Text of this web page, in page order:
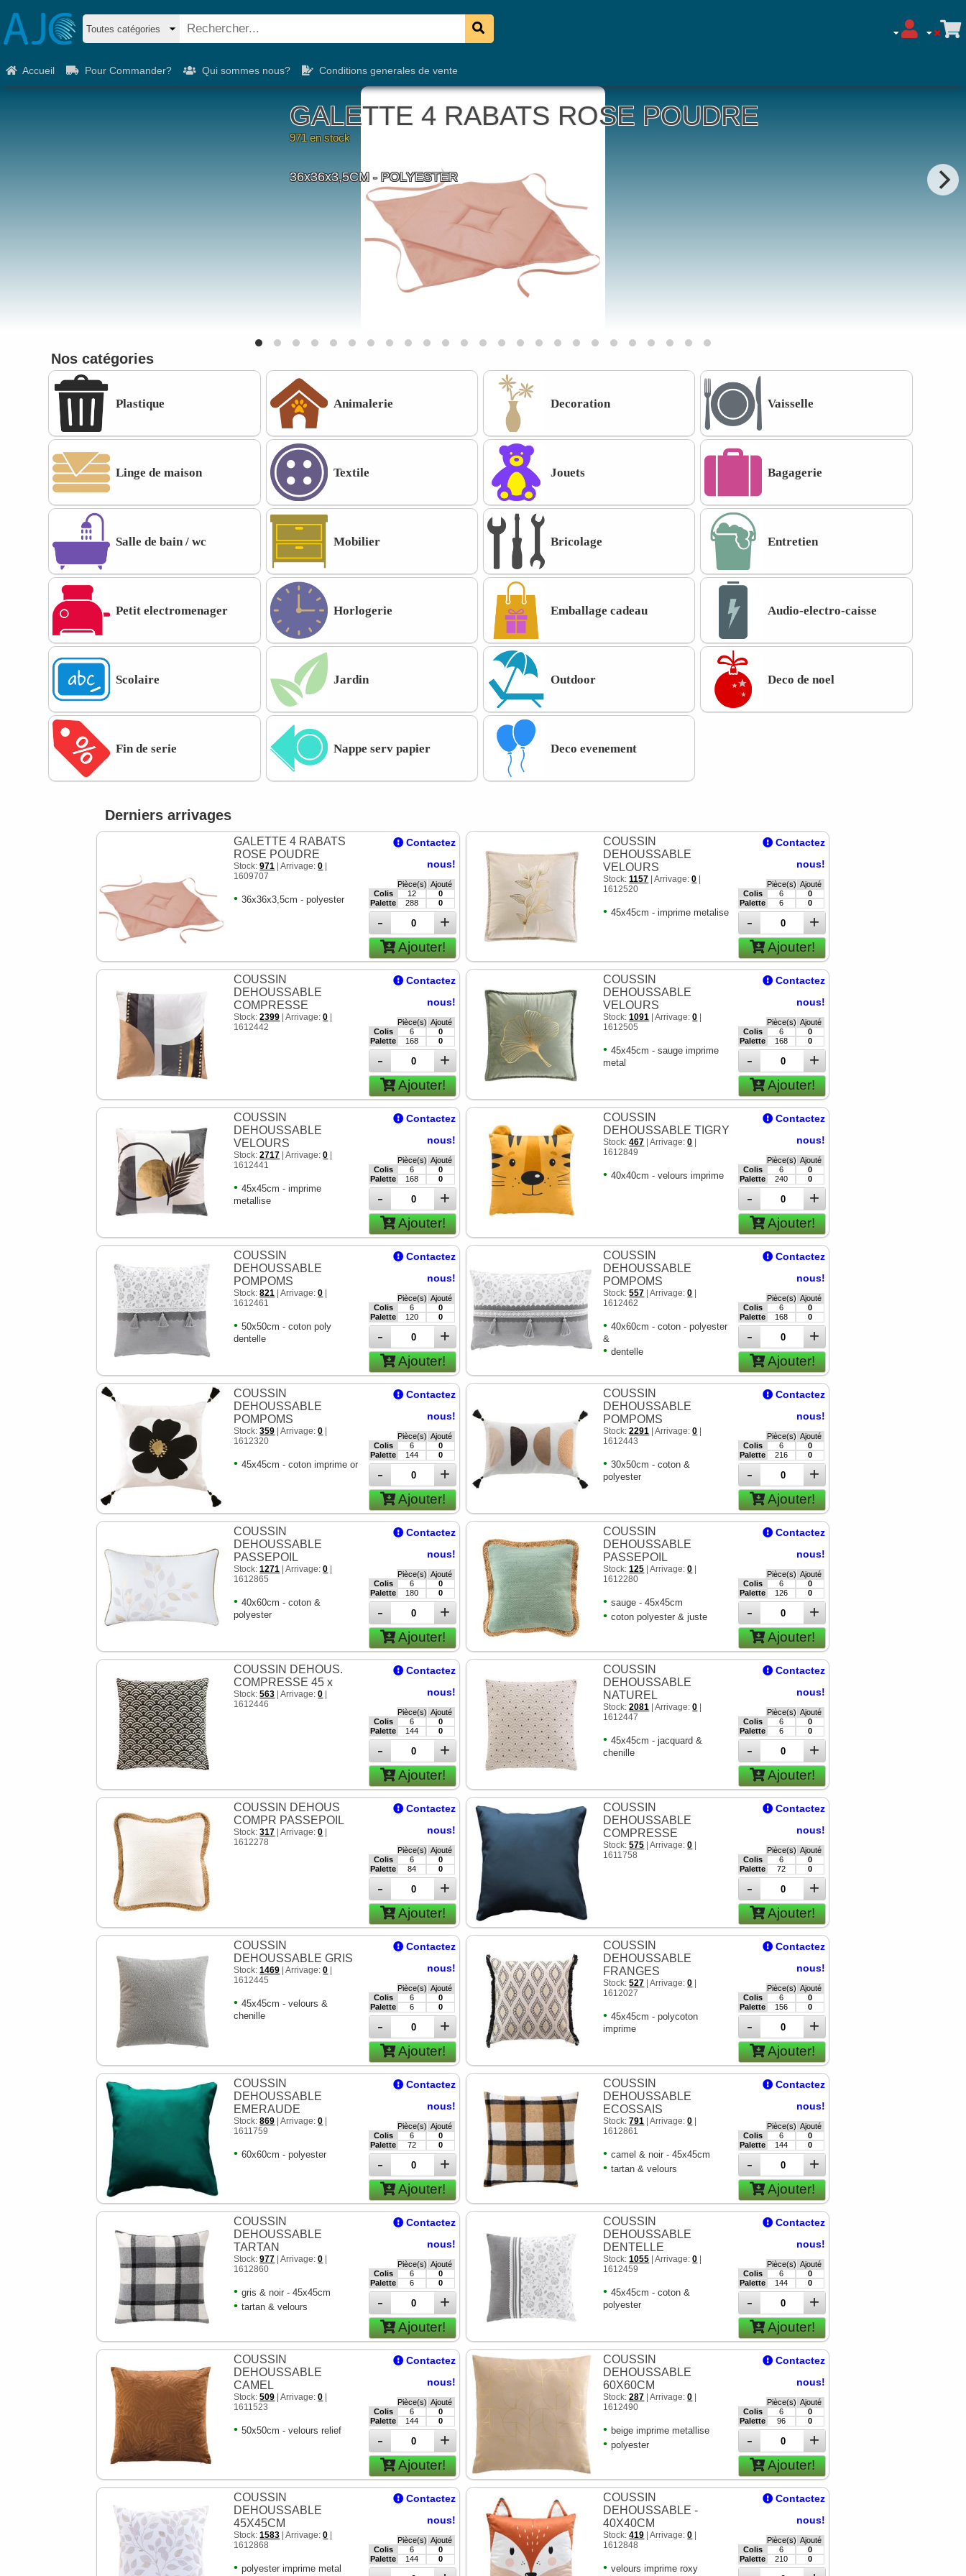
Accueil Pour Commander? Qui sommes nous? Conditions generales de vente
COUSSIN DEHOUSSABLE VELOURS
1157 en stock
45x45CM - IMPRIME METALISE
Nos catégories
Plastique Animalerie Decoration Vaisselle
Linge de maison Textile Jouets Bagagerie
Salle de bain / wc Mobilier Bricolage Entretien
Petit electromenager Horlogerie Emballage cadeau Audio-electro-caisse
Scolaire Jardin Outdoor Deco de noel
Fin de serie Nappe serv papier Deco evenement
Derniers arrivages
GALETTE 4 RABATS
ROSE POUDRE
Stock:971 | Arrivage:0
1609707
•36x36x3,5cm - polyester
Contactez
nous!
Pièce(s) Ajouté
Colis
12
0
Palette
288 0
- +
Ajouter!
COUSSIN
DEHOUSSABLE
VELOURS
Stock:1157 | Arrivage:0
1612520
•45x45cm - imprime metalise
Contactez
nous!
Pièce(s) Ajouté
Colis
6
0
Palette
6 0
- +
Ajouter!
COUSSIN
DEHOUSSABLE
COMPRESSE
Stock:2399 | Arrivage:0
1612442
Contactez
nous!
Pièce(s) Ajouté
Colis
6
0
Palette
168 0
- +
Ajouter!
COUSSIN
DEHOUSSABLE
VELOURS
Stock:1091 | Arrivage:0
1612505
•45x45cm - sauge imprime
metal
Contactez
nous!
Pièce(s) Ajouté
Colis
6
0
Palette
168 0
- +
Ajouter!
COUSSIN
DEHOUSSABLE
VELOURS
Stock:2717 | Arrivage:0
1612441
•45x45cm - imprime
metallise
Contactez
nous!
Pièce(s) Ajouté
Colis
6
0
Palette
168 0
- +
Ajouter!
COUSSIN
DEHOUSSABLE TIGRY
Stock:467 | Arrivage:0
1612849
•40x40cm - velours imprime
Contactez
nous!
Pièce(s) Ajouté
Colis
6
0
Palette
240 0
- +
Ajouter!
COUSSIN
DEHOUSSABLE
POMPOMS
Stock:821 | Arrivage:0
1612461
•50x50cm - coton poly
dentelle
Contactez
nous!
Pièce(s) Ajouté
Colis
6
0
Palette
120 0
- +
Ajouter!
COUSSIN
DEHOUSSABLE
POMPOMS
Stock:557 | Arrivage:0
1612462
•40x60cm - coton - polyester
&
•dentelle
Contactez
nous!
Pièce(s) Ajouté
Colis
6
0
Palette
168 0
- +
Ajouter!
COUSSIN
DEHOUSSABLE
POMPOMS
Stock:359 | Arrivage:0
1612320
•45x45cm - coton imprime or
Contactez
nous!
Pièce(s) Ajouté
Colis
6
0
Palette
144 0
- +
Ajouter!
COUSSIN
DEHOUSSABLE
POMPOMS
Stock:2291 | Arrivage:0
1612443
•30x50cm - coton &
polyester
Contactez
nous!
Pièce(s) Ajouté
Colis
6
0
Palette
216 0
- +
Ajouter!
COUSSIN
DEHOUSSABLE
PASSEPOIL
Stock:1271 | Arrivage:0
1612865
•40x60cm - coton &
polyester
Contactez
nous!
Pièce(s) Ajouté
Colis
6
0
Palette
180 0
- +
Ajouter!
COUSSIN
DEHOUSSABLE
PASSEPOIL
Stock:125 | Arrivage:0
1612280
•sauge - 45x45cm
•coton polyester & juste
Contactez
nous!
Pièce(s) Ajouté
Colis
6
0
Palette
126 0
- +
Ajouter!
COUSSIN DEHOUS.
COMPRESSE 45 x
Stock:563 | Arrivage:0
1612446
Contactez
nous!
Pièce(s) Ajouté
Colis
6
0
Palette
144 0
- +
Ajouter!
COUSSIN
DEHOUSSABLE
NATUREL
Stock:2081 | Arrivage:0
1612447
•45x45cm - jacquard &
chenille
Contactez
nous!
Pièce(s) Ajouté
Colis
6
0
Palette
6 0
- +
Ajouter!
COUSSIN DEHOUS
COMPR PASSEPOIL
Stock:317 | Arrivage:0
1612278
Contactez
nous!
Pièce(s) Ajouté
Colis
6
0
Palette
84 0
- +
Ajouter!
COUSSIN
DEHOUSSABLE
COMPRESSE
Stock:575 | Arrivage:0
1611758
Contactez
nous!
Pièce(s) Ajouté
Colis
6
0
Palette
72 0
- +
Ajouter!
COUSSIN
DEHOUSSABLE GRIS
Stock:1469 | Arrivage:0
1612445
•45x45cm - velours &
chenille
Contactez
nous!
Pièce(s) Ajouté
Colis
6
0
Palette
6 0
- +
Ajouter!
COUSSIN
DEHOUSSABLE
FRANGES
Stock:527 | Arrivage:0
1612027
•45x45cm - polycoton
imprime
Contactez
nous!
Pièce(s) Ajouté
Colis
6
0
Palette
156 0
- +
Ajouter!
COUSSIN
DEHOUSSABLE
EMERAUDE
Stock:869 | Arrivage:0
1611759
•60x60cm - polyester
Contactez
nous!
Pièce(s) Ajouté
Colis
6
0
Palette
72 0
- +
Ajouter!
COUSSIN
DEHOUSSABLE
ECOSSAIS
Stock:791 | Arrivage:0
1612861
•camel & noir - 45x45cm
•tartan & velours
Contactez
nous!
Pièce(s) Ajouté
Colis
6
0
Palette
144 0
- +
Ajouter!
COUSSIN
DEHOUSSABLE
TARTAN
Stock:977 | Arrivage:0
1612860
•gris & noir - 45x45cm
•tartan & velours
Contactez
nous!
Pièce(s) Ajouté
Colis
6
0
Palette
6 0
- +
Ajouter!
COUSSIN
DEHOUSSABLE
DENTELLE
Stock:1055 | Arrivage:0
1612459
•45x45cm - coton &
polyester
Contactez
nous!
Pièce(s) Ajouté
Colis
6
0
Palette
144 0
- +
Ajouter!
COUSSIN
DEHOUSSABLE
CAMEL
Stock:509 | Arrivage:0
1611523
•50x50cm - velours relief
Contactez
nous!
Pièce(s) Ajouté
Colis
6
0
Palette
144 0
- +
Ajouter!
COUSSIN
DEHOUSSABLE
60X60CM
Stock:287 | Arrivage:0
1612490
•beige imprime metallise
•polyester
Contactez
nous!
Pièce(s) Ajouté
Colis
6
0
Palette
96 0
- +
Ajouter!
COUSSIN
DEHOUSSABLE
45X45CM
Stock:1583 | Arrivage:0
1612868
•polyester imprime metal
Contactez
nous!
Pièce(s) Ajouté
Colis
6
0
Palette
144 0
COUSSIN
DEHOUSSABLE -
40X40CM
Stock:419 | Arrivage:0
1612848
•velours imprime roxy
Contactez
nous!
Pièce(s) Ajouté
Colis
6
0
Palette
210 0